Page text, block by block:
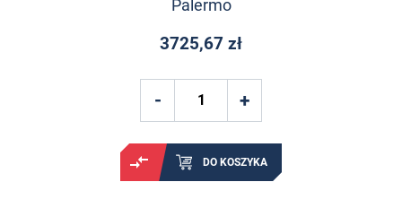
Palermo
3725,67 zł
DO KOSZYKA